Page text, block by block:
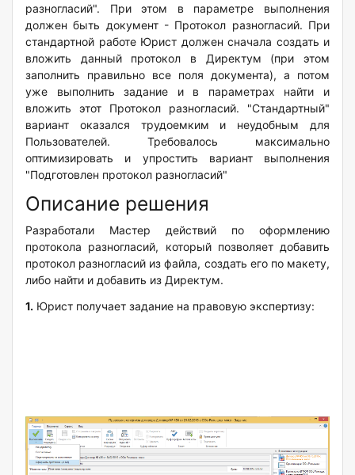
разногласий". При этом в параметре выполнения
должен быть документ - Протокол разногласий. При
стандартной работе Юрист должен сначала создать и
вложить данный протокол в Директум (при этом
заполнить правильно все поля документа), а потом
уже выполнить задание и в параметрах найти и
вложить этот Протокол разногласий. "Стандартный"
вариант оказался трудоемким и неудобным для
Пользователей. Требовалось максимально
оптимизировать и упростить вариант выполнения
"Подготовлен протокол разногласий"
Описание решения
Разработали Мастер действий по оформлению
протокола разногласий, который позволяет добавить
протокол разногласий из файла, создать его по макету,
либо найти и добавить из Директум.
1. Юрист получает задание на правовую экспертизу: